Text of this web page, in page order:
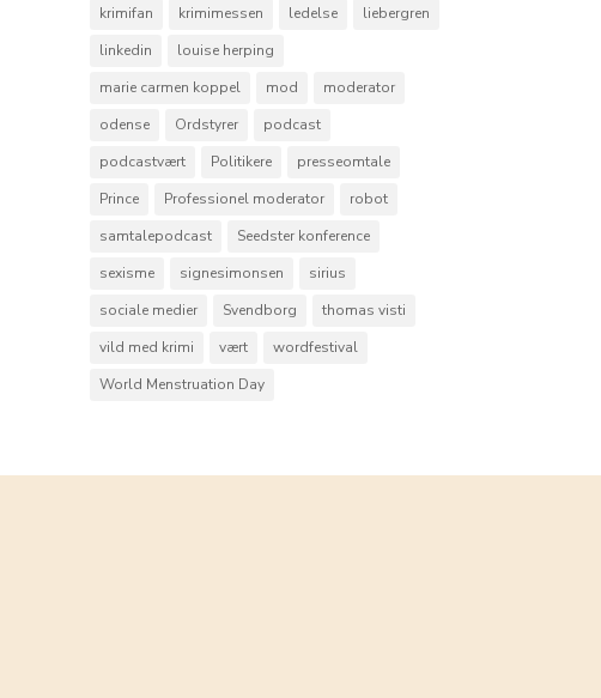
krimifan
krimimessen ledelse
liebergren
linkedin
louise herping
marie carmen koppel
mod
moderator
odense
Ordstyrer
podcast
podcastvært
Politikere
presseomtale
Prince
Professionel moderator
robot
samtalepodcast
Seedster konference
sexisme
signesimonsen
sirius
sociale medier
Svendborg
thomas visti
vild med krimi
vært
wordfestival
World Menstruation Day